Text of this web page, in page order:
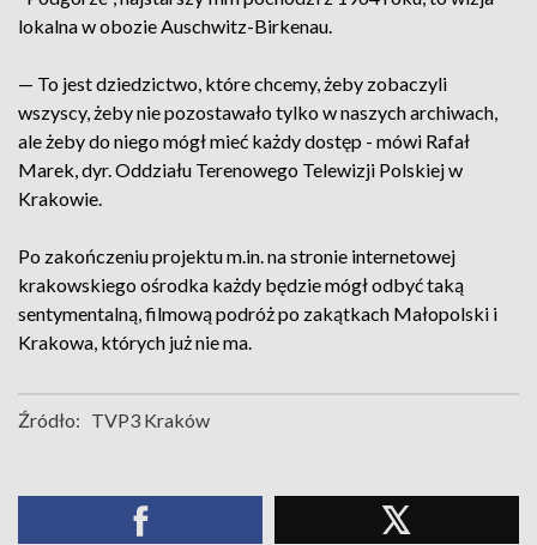
lokalna w obozie Auschwitz-Birkenau.
— To jest dziedzictwo, które chcemy, żeby zobaczyli
wszyscy, żeby nie pozostawało tylko w naszych archiwach,
ale żeby do niego mógł mieć każdy dostęp - mówi Rafał
Marek, dyr. Oddziału Terenowego Telewizji Polskiej w
Krakowie.
Po zakończeniu projektu m.in. na stronie internetowej
krakowskiego ośrodka każdy będzie mógł odbyć taką
sentymentalną, filmową podróż po zakątkach Małopolski i
Krakowa, których już nie ma.
Źródło: TVP3 Kraków